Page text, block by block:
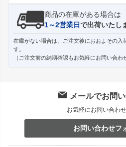
商品の在庫がある場合は
1～2営業日で出荷いたし
在庫がない場合は、ご注文後におおよその入
す。
（ご注文前の納期確認もお気軽にお問い合わ
メールでお問
お気軽にお問い合わせ
お問い合わせフ